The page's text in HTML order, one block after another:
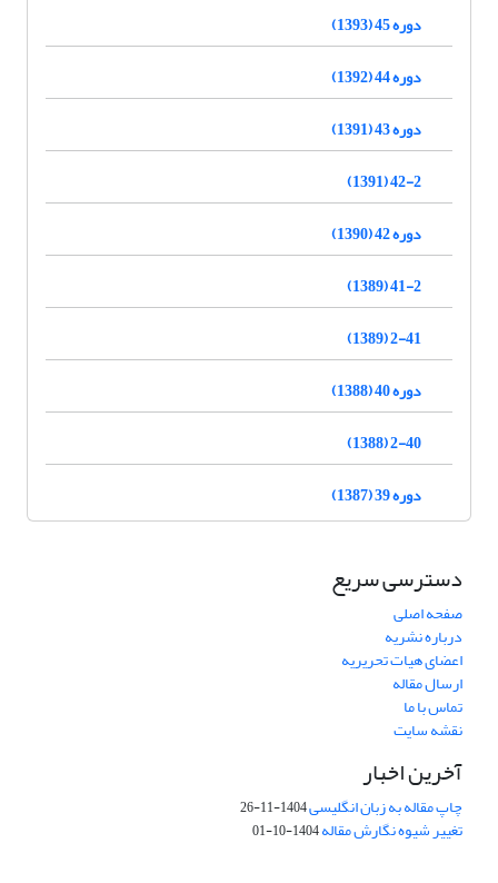
دوره 45 (1393)
دوره 44 (1392)
دوره 43 (1391)
42-2 (1391)
دوره 42 (1390)
41-2 (1389)
2-41 (1389)
دوره 40 (1388)
2-40 (1388)
دوره 39 (1387)
دسترسی سریع
صفحه اصلی
درباره نشریه
اعضای هیات تحریریه
ارسال مقاله
تماس با ما
نقشه سایت
آخرین اخبار
چاپ مقاله به زبان انگلیسی1404-11-26
تغییر شیوه نگارش مقاله1404-10-01